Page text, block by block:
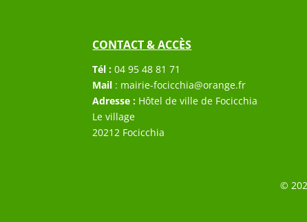
CONTACT & ACCÈS
Tél : 04 95 48 81 71
Mail : mairie-focicchia@orange.fr
Adresse : Hôtel de ville de Focicchia
Le village
20212 Focicchia
©